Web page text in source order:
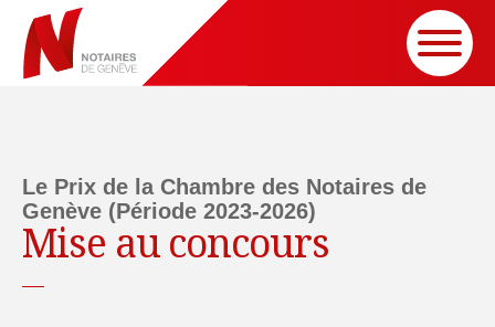
Le Prix de la Chambre des Notaires de
Genève (Période 2023-2026)
Mise au concours